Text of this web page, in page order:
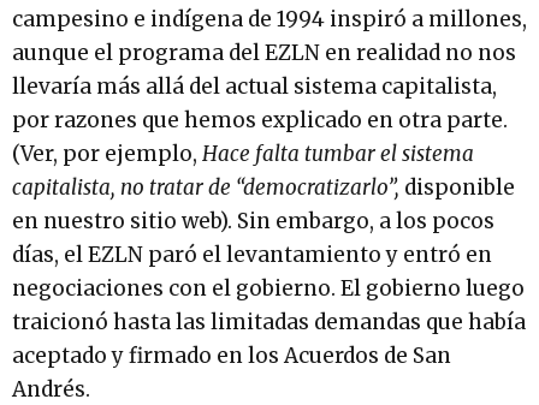
campesino e indígena de 1994 inspiró a millones,
aunque el programa del EZLN en realidad no nos
llevaría más allá del actual sistema capitalista,
por razones que hemos explicado en otra parte.
(Ver, por ejemplo, Hace falta tumbar el sistema
capitalista, no tratar de “democratizarlo”, disponible
en nuestro sitio web). Sin embargo, a los pocos
días, el EZLN paró el levantamiento y entró en
negociaciones con el gobierno. El gobierno luego
traicionó hasta las limitadas demandas que había
aceptado y firmado en los Acuerdos de San
Andrés.